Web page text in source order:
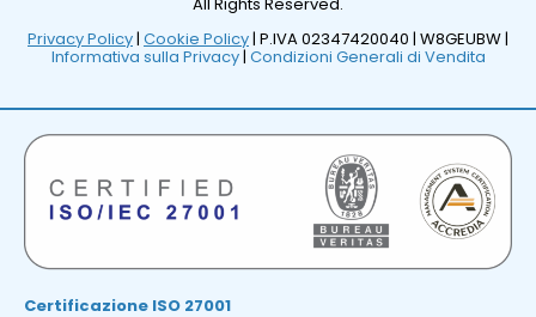
Privacy Policy| Cookie Policy| P.IVA 02347420040 | W8GEUBW |
Informativa sulla Privacy| Condizioni Generali di Vendita
Certificazione ISO 27001